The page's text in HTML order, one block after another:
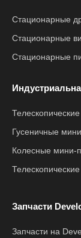
Стационарные
Стационарные
Стационарные
Телескопические
Гусеничные
Колесные мини-
Запчасти
Запчасти на